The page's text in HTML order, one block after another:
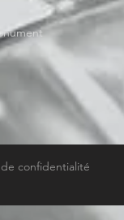
confidentialité